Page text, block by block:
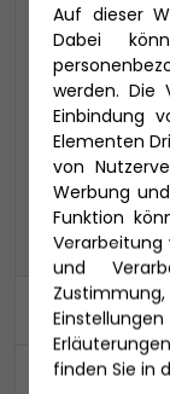
Kategorie
PREMIUM
Kabine
An- und
Auf dieser
Dabei
werden. Die
Einbindung
Elementen
von
Werbung
Funktion
Verarbeitung
und
finden Sie in